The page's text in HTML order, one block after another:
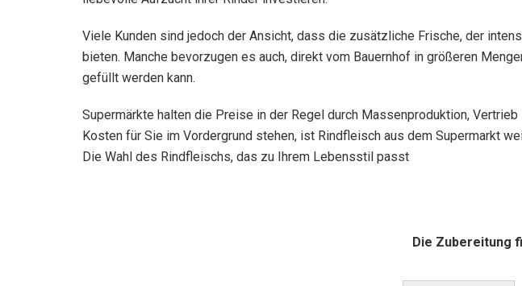
Viele Kunden sind jedoch der Ansicht, dass die zusätzliche Frische, der
bieten. Manche bevorzugen es auch, direkt vom Bauernhof in größeren
gefüllt werden kann.
Supermärkte halten die Preise in der Regel durch Massenproduktion,
Kosten für Sie im Vordergrund stehen, ist Rindfleisch aus dem Supermarkt
Die Wahl des Rindfleischs, das zu Ihrem Lebensstil passt
Die Zubereitung